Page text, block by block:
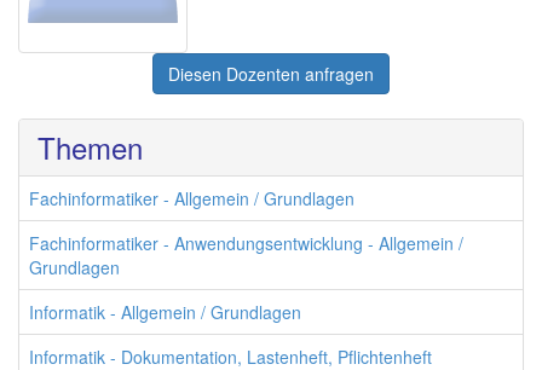
Diesen Dozenten anfragen
Themen
Fachinformatiker - Allgemein / Grundlagen
Fachinformatiker - Anwendungsentwicklung - Allgemein /
Grundlagen
Informatik - Allgemein / Grundlagen
Informatik - Dokumentation, Lastenheft, Pflichtenheft